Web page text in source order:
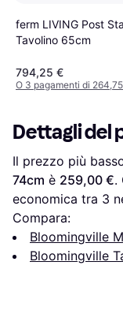
ferm LIVING Post
Tavolino 65cm
794,25 €
O 3 pagamenti di
Dettagli del
Il prezzo più
74cm è 259,00 €.
economica tra 3
Compara:
Bloomingville
Bloomingville